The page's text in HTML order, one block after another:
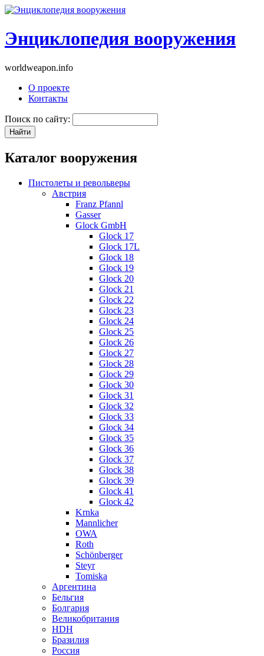
Энциклопедия вооружения
worldweapon.info
О проекте
Контакты
Поиск по сайту:
Каталог вооружения
Пистолеты и револьверы
Австрия
Franz Pfannl
Gasser
Glock GmbH
Glock 17
Glock 17L
Glock 18
Glock 19
Glock 20
Glock 21
Glock 22
Glock 23
Glock 24
Glock 25
Glock 26
Glock 27
Glock 28
Glock 29
Glock 30
Glock 31
Glock 32
Glock 33
Glock 34
Glock 35
Glock 36
Glock 37
Glock 38
Glock 39
Glock 41
Glock 42
Krnka
Mannlicher
OWA
Roth
Schönberger
Steyr
Tomiska
Аргентина
Бельгия
Болгария
Великобритания
HDH
Бразилия
Россия